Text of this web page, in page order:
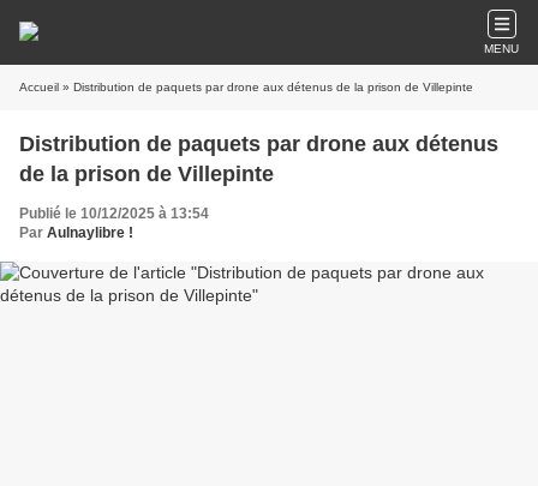
MENU
Accueil » Distribution de paquets par drone aux détenus de la prison de Villepinte
Distribution de paquets par drone aux détenus
de la prison de Villepinte
Publié le 10/12/2025 à 13:54
Par Aulnaylibre !